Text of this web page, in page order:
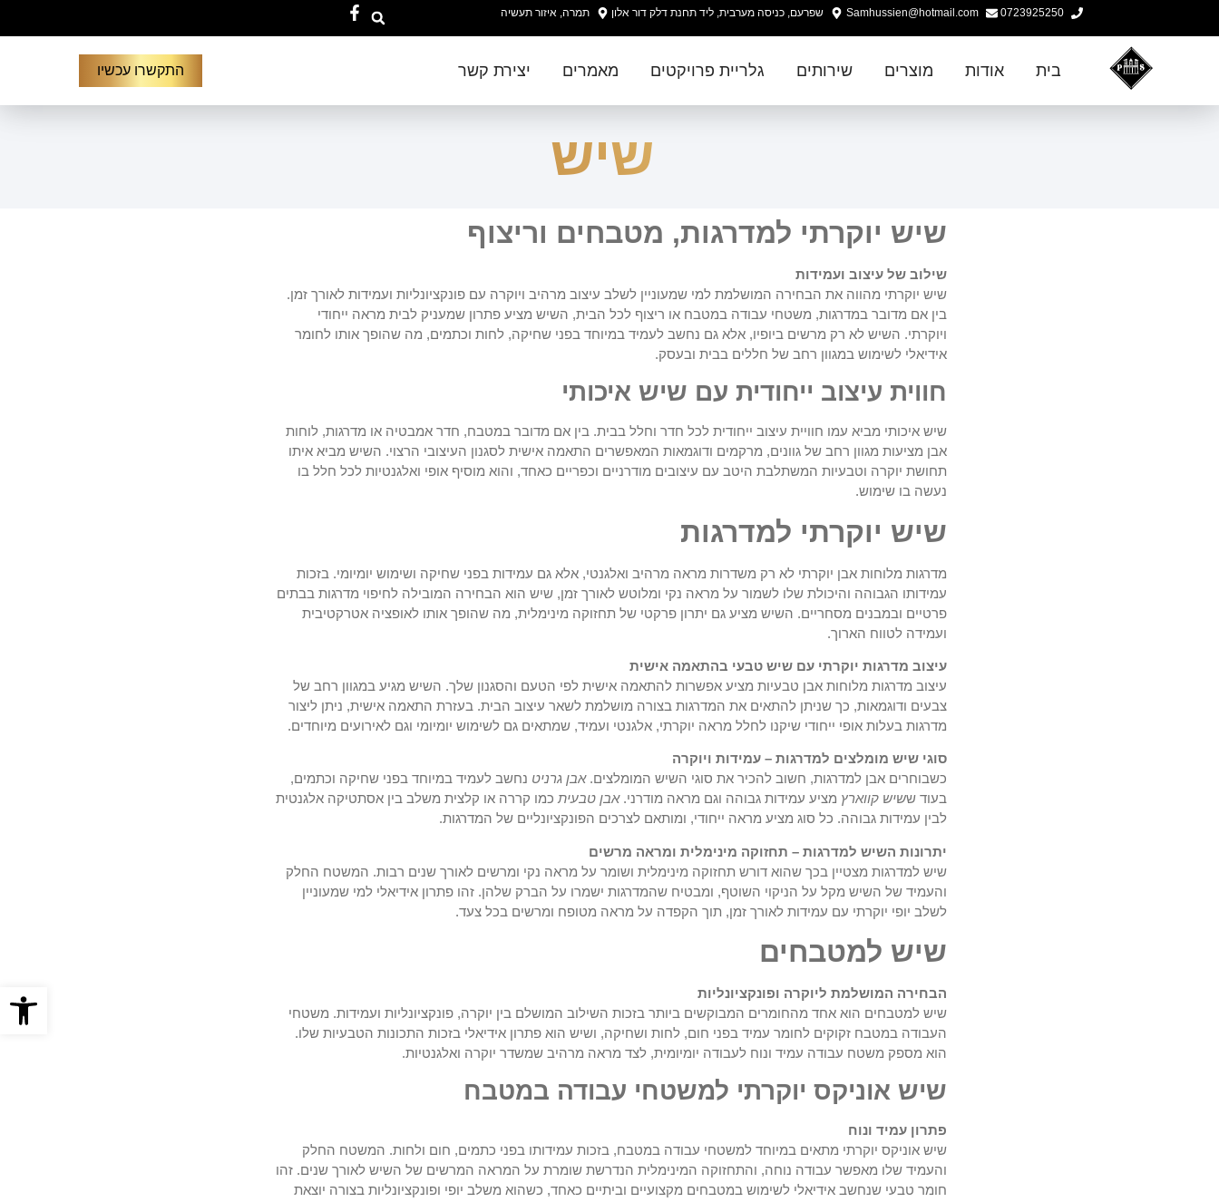
0723925250
Samhussien@hotmail.com שפרעם, כניסה מערבית, ליד תחנת דלק דור אלון תמרה, איזור תעשיה
התקשרו עכשיו בית אודות מוצרים שירותים גלריית פרויקטים מאמרים יצירת קשר
שיש
שיש יוקרתי למדרגות, מטבחים וריצוף
שילוב של עיצוב ועמידות
שיש יוקרתי מהווה את הבחירה המושלמת למי שמעוניין לשלב עיצוב מרהיב ויוקרה עם פונקציונליות ועמידות לאורך זמן.
בין אם מדובר במדרגות, משטחי עבודה במטבח או ריצוף לכל הבית, השיש מציע פתרון שמעניק לבית מראה ייחודי
ויוקרתי. השיש לא רק מרשים ביופיו, אלא גם נחשב לעמיד במיוחד בפני שחיקה, לחות וכתמים, מה שהופך אותו לחומר
אידיאלי לשימוש במגוון רחב של חללים בבית ובעסק.
חווית עיצוב ייחודית עם שיש איכותי
שיש איכותי מביא עמו חוויית עיצוב ייחודית לכל חדר וחלל בבית. בין אם מדובר במטבח, חדר אמבטיה או מדרגות, לוחות
אבן מציעות מגוון רחב של גוונים, מרקמים ודוגמאות המאפשרים התאמה אישית לסגנון העיצובי הרצוי. השיש מביא איתו
תחושת יוקרה וטבעיות המשתלבת היטב עם עיצובים מודרניים וכפריים כאחד, והוא מוסיף אופי ואלגנטיות לכל חלל בו
נעשה בו שימוש.
שיש יוקרתי למדרגות
מדרגות מלוחות אבן יוקרתי לא רק משדרות מראה מרהיב ואלגנטי, אלא גם עמידות בפני שחיקה ושימוש יומיומי. בזכות
עמידותו הגבוהה והיכולת שלו לשמור על מראה נקי ומלוטש לאורך זמן, שיש הוא הבחירה המובילה לחיפוי מדרגות בבתים
פרטיים ובמבנים מסחריים. השיש מציע גם יתרון פרקטי של תחזוקה מינימלית, מה שהופך אותו לאופציה אטרקטיבית
ועמידה לטווח הארוך.
עיצוב מדרגות יוקרתי עם שיש טבעי בהתאמה אישית
עיצוב מדרגות מלוחות אבן טבעיות מציע אפשרות להתאמה אישית לפי הטעם והסגנון שלך. השיש מגיע במגוון רחב של
צבעים ודוגמאות, כך שניתן להתאים את המדרגות בצורה מושלמת לשאר עיצוב הבית. בעזרת התאמה אישית, ניתן ליצור
מדרגות בעלות אופי ייחודי שיקנו לחלל מראה יוקרתי, אלגנטי ועמיד, שמתאים גם לשימוש יומיומי וגם לאירועים מיוחדים.
סוגי שיש מומלצים למדרגות – עמידות ויוקרה
כשבוחרים אבן למדרגות, חשוב להכיר את סוגי השיש המומלצים.אבן גרניט נחשב לעמיד במיוחד בפני שחיקה וכתמים,
בעוד ששיש קווארץ מציע עמידות גבוהה וגם מראה מודרני.אבן טבעיתכמו קררה או קלצית משלב בין אסתטיקה אלגנטית
לבין עמידות גבוהה. כל סוג מציע מראה ייחודי, ומותאם לצרכים הפונקציונליים של המדרגות.
יתרונות השיש למדרגות – תחזוקה מינימלית ומראה מרשים
שיש למדרגות מצטיין בכך שהוא דורש תחזוקה מינימלית ושומר על מראה נקי ומרשים לאורך שנים רבות. המשטח החלק
והעמיד של השיש מקל על הניקוי השוטף, ומבטיח שהמדרגות ישמרו על הברק שלהן. זהו פתרון אידיאלי למי שמעוניין
לשלב יופי יוקרתי עם עמידות לאורך זמן, תוך הקפדה על מראה מטופח ומרשים בכל צעד.
שיש למטבחים
הבחירה המושלמת ליוקרה ופונקציונליות
שיש למטבחים הוא אחד מהחומרים המבוקשים ביותר בזכות השילוב המושלם בין יוקרה, פונקציונליות ועמידות. משטחי
העבודה במטבח זקוקים לחומר עמיד בפני חום, לחות ושחיקה, ושיש הוא פתרון אידיאלי בזכות התכונות הטבעיות שלו.
הוא מספק משטח עבודה עמיד ונוח לעבודה יומיומית, לצד מראה מרהיב שמשדר יוקרה ואלגנטיות.
שיש אוניקס יוקרתי למשטחי עבודה במטבח
פתרון עמיד ונוח
שיש אוניקס יוקרתי מתאים במיוחד למשטחי עבודה במטבח, בזכות עמידותו בפני כתמים, חום ולחות. המשטח החלק
והעמיד שלו מאפשר עבודה נוחה, והתחזוקה המינימלית הנדרשת שומרת על המראה המרשים של השיש לאורך שנים. זהו
חומר טבעי שנחשב אידיאלי לשימוש במטבחים מקצועיים וביתיים כאחד, כשהוא משלב יופי ופונקציונליות בצורה יוצאת
פתח